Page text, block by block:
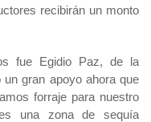
recibirán un monto
fue Egidio Paz, de la
un gran apoyo ahora que
forraje para nuestro
una zona de sequía